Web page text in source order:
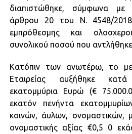
διαπιστώθηκε, σύμφωνα με
άρθρου 20 του Ν. 4548/
εμπρόθεσμης και
συνολικού ποσού που
Κατόπιν των ανωτέρω, το
Εταιρείας αυξήθηκε
εκατομμύρια Ευρώ (€
εκατόν πενήντα
κοινών, άυλων,
ονομαστικής αξίας €0,5 0